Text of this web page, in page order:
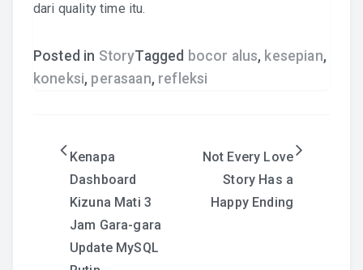
dari quality time itu.
Posted in StoryTagged bocor alus, kesepian,
koneksi, perasaan, refleksi
Post
navigation
Kenapa
Dashboard
Kizuna Mati 3
Jam Gara-gara
Update MySQL
Not Every Love
Story Has a
Happy Ending